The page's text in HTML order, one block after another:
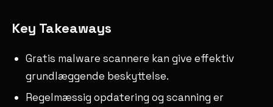
Key Takeaways
Gratis malware scannere kan give effektiv
grundlæggende beskyttelse.
Regelmæssig opdatering og scanning er